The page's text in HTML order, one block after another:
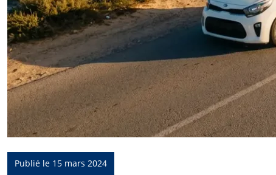
Publié le 15 mars 2024